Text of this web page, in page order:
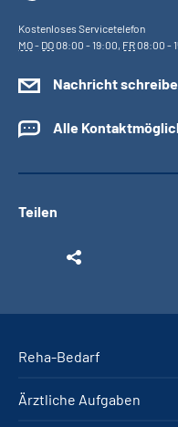
Kostenloses Servicetelefon
MO- DO08:00 - 19:00, FR08:00 -
Nachricht
Alle
Teilen
Reha-Bedarf
Ärztliche Aufgaben